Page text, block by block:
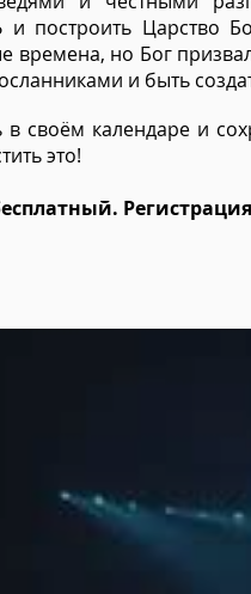
и построить Царство
времена, но Бог
и быть
в своём календаре и
это!